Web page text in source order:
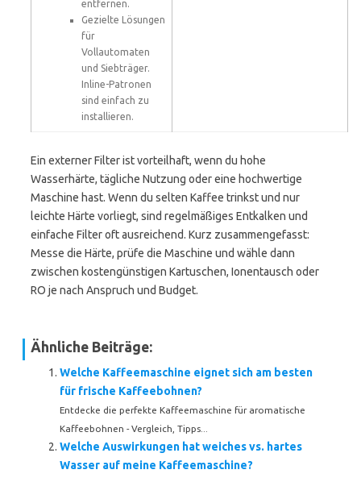
entfernen.
Gezielte Lösungen
für
Vollautomaten
und Siebträger.
Inline-Patronen
sind einfach zu
installieren.
Ein externer Filter ist vorteilhaft, wenn du hohe
Wasserhärte, tägliche Nutzung oder eine hochwertige
Maschine hast. Wenn du selten Kaffee trinkst und nur
leichte Härte vorliegt, sind regelmäßiges Entkalken und
einfache Filter oft ausreichend. Kurz zusammengefasst:
Messe die Härte, prüfe die Maschine und wähle dann
zwischen kostengünstigen Kartuschen, Ionentausch oder
RO je nach Anspruch und Budget.
Ähnliche Beiträge:
Welche Kaffeemaschine eignet sich am besten
für frische Kaffeebohnen?
Entdecke die perfekte Kaffeemaschine für aromatische
Kaffeebohnen - Vergleich, Tipps...
Welche Auswirkungen hat weiches vs. hartes
Wasser auf meine Kaffeemaschine?